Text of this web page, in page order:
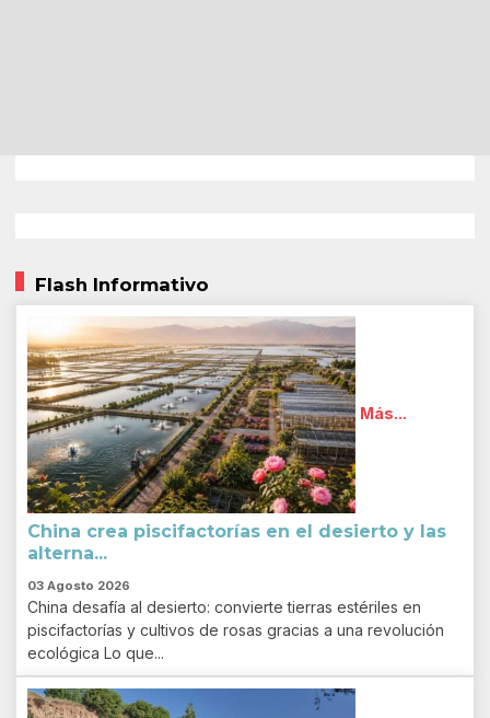
Flash Informativo
Más...
China crea piscifactorías en el desierto y las
alterna...
03 Agosto 2026
China desafía al desierto: convierte tierras estériles en
piscifactorías y cultivos de rosas gracias a una revolución
ecológica Lo que...